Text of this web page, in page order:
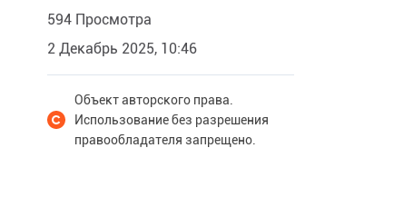
594 Просмотра
2 Декабрь 2025, 10:46
Объект авторского права.
Использование без разрешения
правообладателя запрещено.